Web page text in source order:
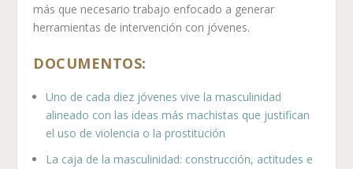
más que necesario trabajo enfocado a generar
herramientas de intervención con jóvenes.
DOCUMENTOS:
Uno de cada diez jóvenes vive la masculinidad
alineado con las ideas más machistas que justifican
el uso de violencia o la prostitución
La caja de la masculinidad: construcción, actitudes e